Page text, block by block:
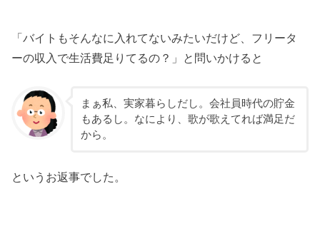
「バイトもそんなに入れてないみたいだけど、フリータ
ーの収入で生活費足りてるの？」と問いかけると
まぁ私、実家暮らしだし。会社員時代の貯金
もあるし。なにより、歌が歌えてれば満足だ
から。
というお返事でした。